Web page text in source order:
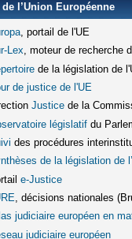
l’Union Européenne
(le lien est externe)
, portail de l'UE
Lex(le lien est externe)
, moteur de recherche
(le lien est externe)
de la législation de
de justice de l'UE
Justice(le lien est
de la
législatif(le lien
du
(le lien est externe)
des procédures
de la législation de
e-Justice(le lien est
(le lien est externe)
, décisions nationales
judiciaire européen en
judiciaire européen(le